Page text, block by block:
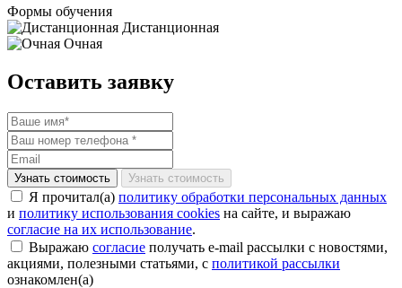
Формы обучения
Дистанционная
Очная
Оставить заявку
Узнать стоимость
Я прочитал(а) политику обработки персональных данных
и политику использования cookies на сайте, и выражаю
согласие на их использование.
Выражаю согласие получать e-mail рассылки с новостями,
акциями, полезными статьями, с политикой рассылки
ознакомлен(а)